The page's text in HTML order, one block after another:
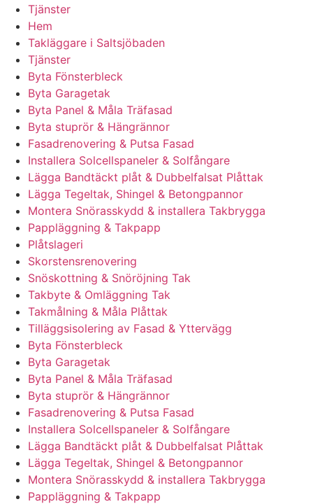
Tjänster
Hem
Takläggare i Saltsjöbaden
Tjänster
Byta Fönsterbleck
Byta Garagetak
Byta Panel & Måla Träfasad
Byta stuprör & Hängrännor
Fasadrenovering & Putsa Fasad
Installera Solcellspaneler & Solfångare
Lägga Bandtäckt plåt & Dubbelfalsat Plåttak
Lägga Tegeltak, Shingel & Betongpannor
Montera Snörasskydd & installera Takbrygga
Pappläggning & Takpapp
Plåtslageri
Skorstensrenovering
Snöskottning & Snöröjning Tak
Takbyte & Omläggning Tak
Takmålning & Måla Plåttak
Tilläggsisolering av Fasad & Yttervägg
Byta Fönsterbleck
Byta Garagetak
Byta Panel & Måla Träfasad
Byta stuprör & Hängrännor
Fasadrenovering & Putsa Fasad
Installera Solcellspaneler & Solfångare
Lägga Bandtäckt plåt & Dubbelfalsat Plåttak
Lägga Tegeltak, Shingel & Betongpannor
Montera Snörasskydd & installera Takbrygga
Pappläggning & Takpapp